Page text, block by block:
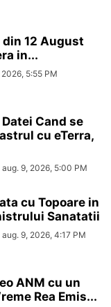
din 12 August
in...
5:55 PM
Cand se
cu eTerra,
aug. 9, 2026, 5:00 PM
cu Topoare in
Sanatatii
aug. 9, 2026, 4:17 PM
ANM cu un
Rea Emis...